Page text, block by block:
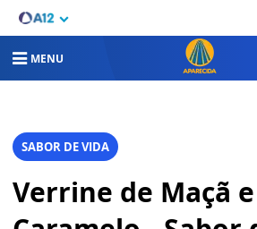
MENU
SABOR DE VIDA
Verrine de Maçã e